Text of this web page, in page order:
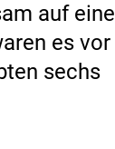
auf eine
es vor
sechs